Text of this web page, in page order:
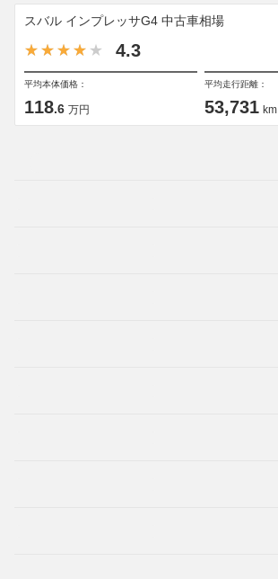
スバル インプレッサG4 中古車相場
4.3
平均本体価格：
118.6 万円
平均走行距離：
53,731 km